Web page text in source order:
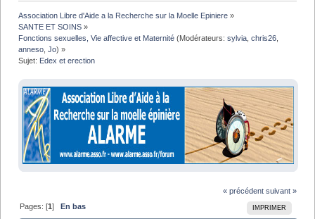
Association Libre d'Aide a la Recherche sur la Moelle Epiniere »
SANTE ET SOINS »
Fonctions sexuelles, Vie affective et Maternité (Modérateurs:sylvia ,chris26
anneso ,Jo) »
Sujet: Edex et erection
« précédent suivant »
IMPRIMER
Pages: [1] En bas